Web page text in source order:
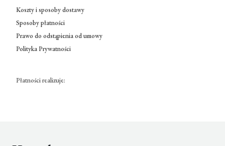
Koszty i sposoby dostawy
Sposoby płatności
Prawo do odstąpienia od umowy
Polityka Prywatności
Płatności realizuje: